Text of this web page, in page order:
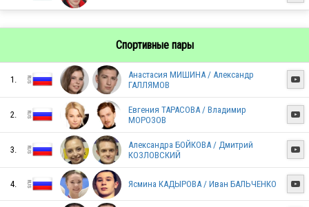
RUS
RUS
RUS
Спортивные пары
1.
Анастасия МИШИНА / Александр
ГАЛЛЯМОВ

2.
Евгения ТАРАСОВА / Владимир
МОРОЗОВ

3.
Александра БОЙКОВА / Дмитрий
КОЗЛОВСКИЙ

4. Ясмина КАДЫРОВА / Иван БАЛЬЧЕНКО 